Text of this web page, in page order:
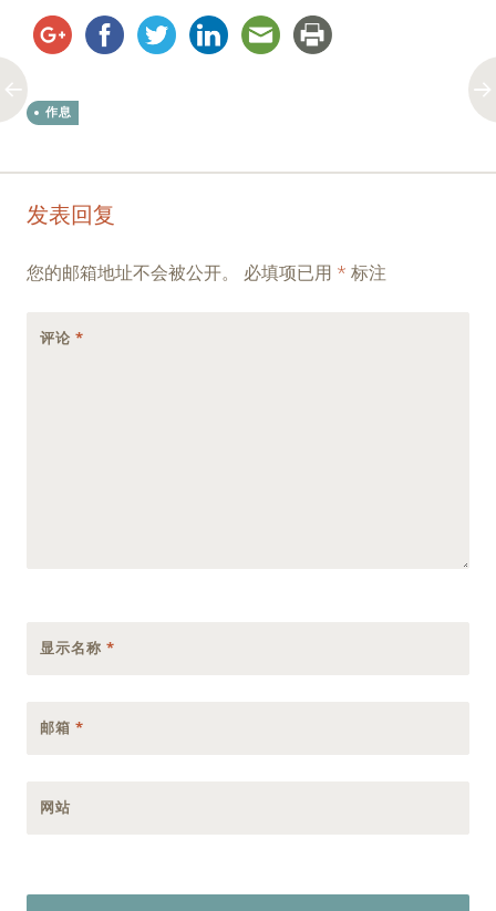
作息
Post
navigation
发表回复
您的邮箱地址不会被公开。 必填项已用 * 标注
评论 *
显示名称 *
邮箱 *
网站